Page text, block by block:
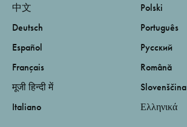
中文
Deutsch
Español
Français
मूजी हिन्दी में
Italiano
Polski
Português
Русский
Română
Slovenščina
Ελληνικά